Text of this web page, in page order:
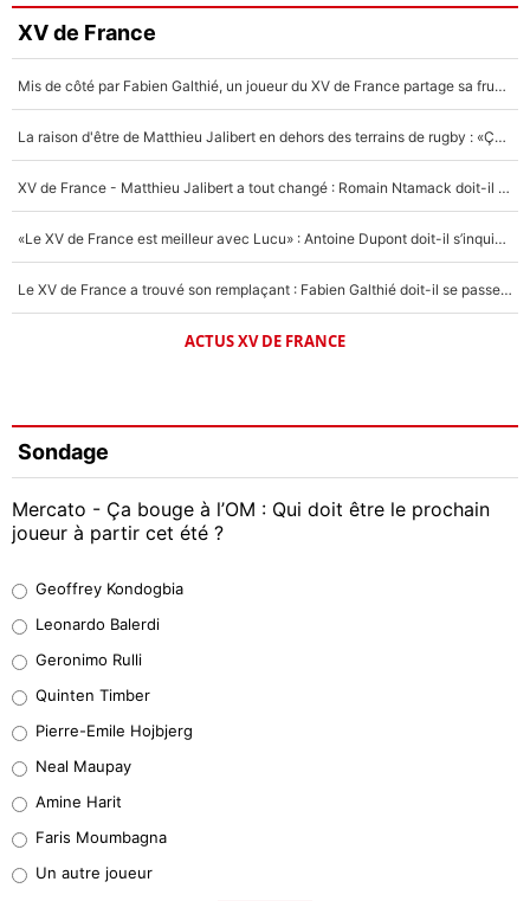
XV de France
Mis de côté par Fabien Galthié, un joueur du XV de France partage sa frustration : «ils ne me l’ont pas dit tout de suite»
La raison d'être de Matthieu Jalibert en dehors des terrains de rugby : «Ça m'atteint autant que si tu touches à un membre de ma famille»
XV de France - Matthieu Jalibert a tout changé : Romain Ntamack doit-il s’inquiéter pour sa place à un an de la Coupe du monde ?
«Le XV de France est meilleur avec Lucu» : Antoine Dupont doit-il s’inquiéter pour sa place ?
Le XV de France a trouvé son remplaçant : Fabien Galthié doit-il se passer d'Antoine Dupont ?
ACTUS XV DE FRANCE
Sondage
Mercato - Ça bouge à l’OM : Qui doit être le prochain
joueur à partir cet été ?
38%
32%
5%
1%
9%
Geoffrey Kondogbia
Leonardo Balerdi
Geronimo Rulli
Quinten Timber
Pierre-Emile Hojbjerg
Neal Maupay
Amine Harit
Faris Moumbagna
Un autre joueur